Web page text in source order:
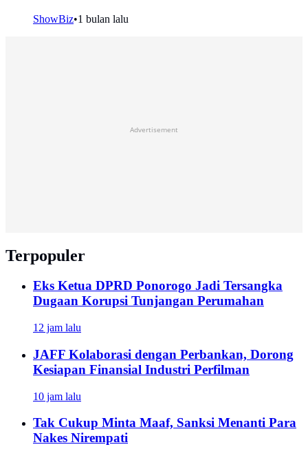
ShowBiz•1 bulan lalu
Advertisement
Terpopuler
Eks Ketua DPRD Ponorogo Jadi Tersangka
Dugaan Korupsi Tunjangan Perumahan
12 jam lalu
JAFF Kolaborasi dengan Perbankan, Dorong
Kesiapan Finansial Industri Perfilman
10 jam lalu
Tak Cukup Minta Maaf, Sanksi Menanti Para
Nakes Nirempati